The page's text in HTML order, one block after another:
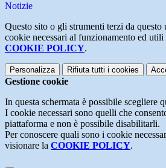
Notizie
Questo sito o gli strumenti terzi da
cookie necessari al funzionamento ed
COOKIE POLICY.
Personalizza Rifiuta tutti i cookies
Gestione cookie
In questa schermata è possibile scegliere
I cookie necessari sono quelli che
piattaforma e non è possibile disabilitarli.
Per conoscere quali sono i cookie
visionare la COOKIE POLICY.